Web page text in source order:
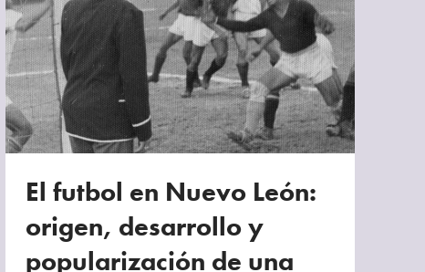
El futbol en Nuevo León:
origen, desarrollo y
popularización de una